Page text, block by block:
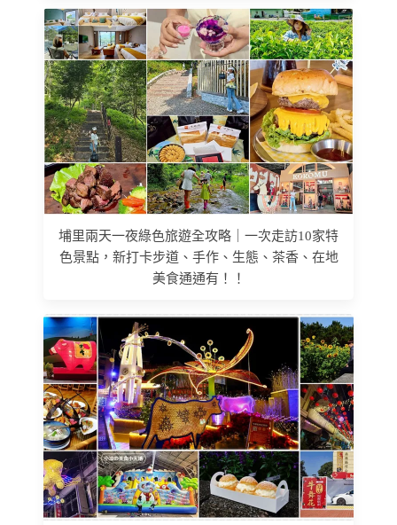
埔里兩天一夜綠色旅遊全攻略｜一次走訪10家特
色景點，新打卡步道、手作、生態、茶香、在地
美食通通有！！